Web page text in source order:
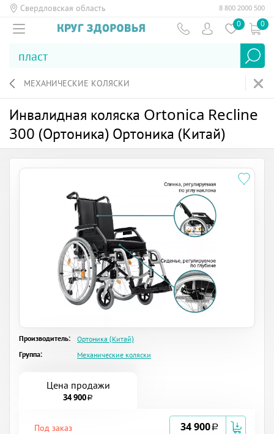
Свердловская область 8 800 2000 500
0 0
МЕХАНИЧЕСКИЕ КОЛЯСКИ
Инвалидная коляска Ortonica Recline
300 (Ортоника) Ортоника (Китай)
Производитель:
Ортоника (Китай)
Группа:
Механические коляски
Цена продажи
34 900 a
Под заказ 34 900a